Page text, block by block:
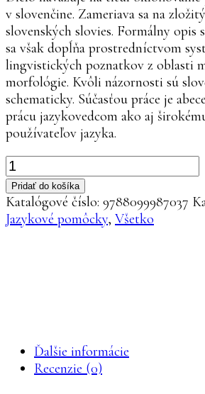
€25.90.
€9.00.
v slovenčine. Zameriava sa na
slovenských slovies. Formálny opis
sa však dopĺňa prostredníctvom
lingvistických poznatkov z oblasti
morfológie. Kvôli názornosti sú
schematicky. Súčasťou práce je
prácu jazykovedcom ako aj
používateľov jazyka.
množstvo
Časovanie
slovies
v
slovenčine
Pridať do košíka
Katalógové číslo: 9788099987037
Jazykové pomôcky, Všetko
Ďalšie informácie
Recenzie (0)